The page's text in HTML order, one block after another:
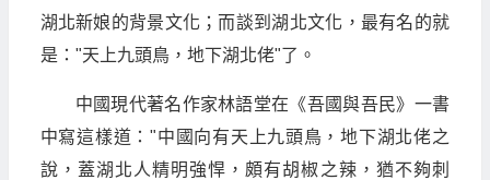
湖北新娘的背景文化；而談到湖北文化，最有名的就
是："天上九頭鳥，地下湖北佬"了。
中國現代著名作家林語堂在《吾國與吾民》一書
中寫這樣道："中國向有天上九頭鳥，地下湖北佬之
說，蓋湖北人精明強悍，頗有胡椒之辣，猶不夠刺